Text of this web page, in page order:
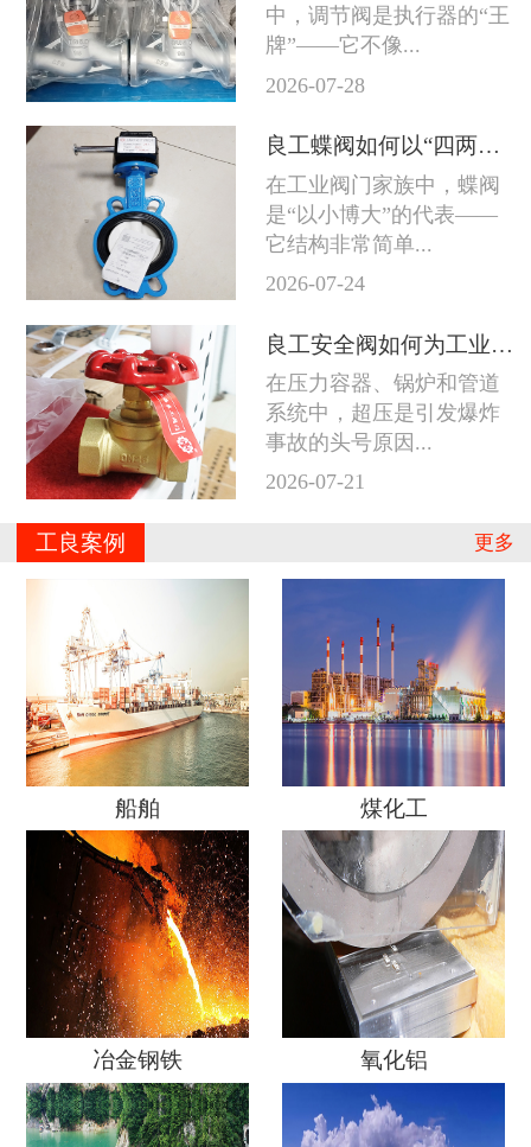
中，调节阀是执行器的“王
牌”——它不像...
2026-07-28
良工蝶阀如何以“四两拨千斤”征服工业管道
在工业阀门家族中，蝶阀
是“以小博大”的代表——
它结构非常简单...
2026-07-24
良工安全阀如何为工业系统守住防线
在压力容器、锅炉和管道
系统中，超压是引发爆炸
事故的头号原因...
2026-07-21
更多
工良案例
船舶 煤化工
冶金钢铁 氧化铝